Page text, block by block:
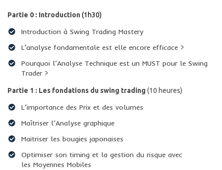
Partie 0 : Introduction (1h30)
Introduction à Swing Trading Mastery
L'analyse fondamentale est elle encore efficace ?
Pourquoi l’Analyse Technique est un MUST pour le Swing
Trader ?
Partie 1 : Les fondations du swing trading (10 heures)
L’importance des Prix et des volumes
Maîtriser l’Analyse graphique
Maitriser les bougies japonaises
Optimiser son timing et la gestion du risque avec
les Moyennes Mobiles